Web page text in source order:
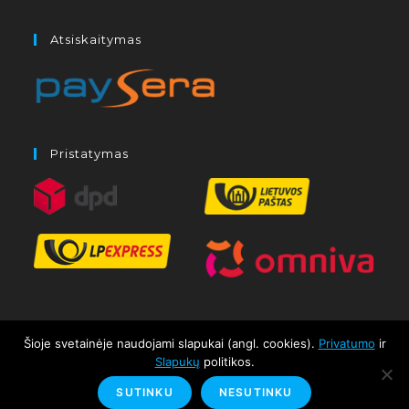
Atsiskaitymas
Pristatymas
Kontaktai
Šioje svetainėje naudojami slapukai (angl. cookies). Privatumo ir
Slapukų politikos.
SUTINKU NESUTINKU